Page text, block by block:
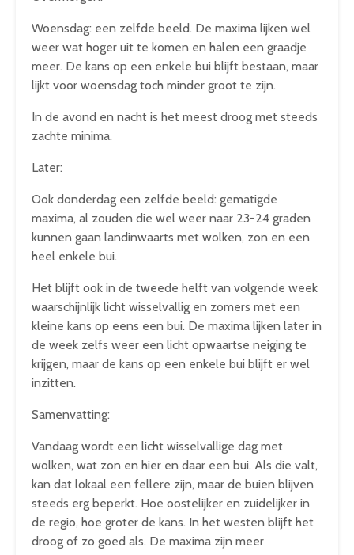
Woensdag: een zelfde beeld. De maxima lijken wel
weer wat hoger uit te komen en halen een graadje
meer. De kans op een enkele bui blijft bestaan, maar
lijkt voor woensdag toch minder groot te zijn.
In de avond en nacht is het meest droog met steeds
zachte minima.
Later:
Ook donderdag een zelfde beeld: gematigde
maxima, al zouden die wel weer naar 23-24 graden
kunnen gaan landinwaarts met wolken, zon en een
heel enkele bui.
Het blijft ook in de tweede helft van volgende week
waarschijnlijk licht wisselvallig en zomers met een
kleine kans op eens een bui. De maxima lijken later in
de week zelfs weer een licht opwaartse neiging te
krijgen, maar de kans op een enkele bui blijft er wel
inzitten.
Samenvatting:
Vandaag wordt een licht wisselvallige dag met
wolken, wat zon en hier en daar een bui. Als die valt,
kan dat lokaal een fellere zijn, maar de buien blijven
steeds erg beperkt. Hoe oostelijker en zuidelijker in
de regio, hoe groter de kans. In het westen blijft het
droog of zo goed als. De maxima zijn meer